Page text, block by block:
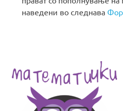
наведени во следнава